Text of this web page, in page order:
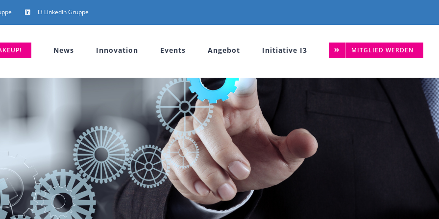
I3 LinkedIn Gruppe
News Innovation Events Angebot Initiative I3 MITGLIED WERDEN